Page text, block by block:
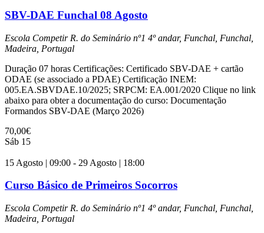
SBV-DAE Funchal 08 Agosto
Escola Competir R. do Seminário nº1 4º andar, Funchal, Funchal,
Madeira, Portugal
Duração 07 horas Certificações: Certificado SBV-DAE + cartão
ODAE (se associado a PDAE) Certificação INEM:
005.EA.SBVDAE.10/2025; SRPCM: EA.001/2020 Clique no link
abaixo para obter a documentação do curso: Documentação
Formandos SBV-DAE (Março 2026)
70,00€
Sáb 15
15 Agosto | 09:00 - 29 Agosto | 18:00
Curso Básico de Primeiros Socorros
Escola Competir R. do Seminário nº1 4º andar, Funchal, Funchal,
Madeira, Portugal